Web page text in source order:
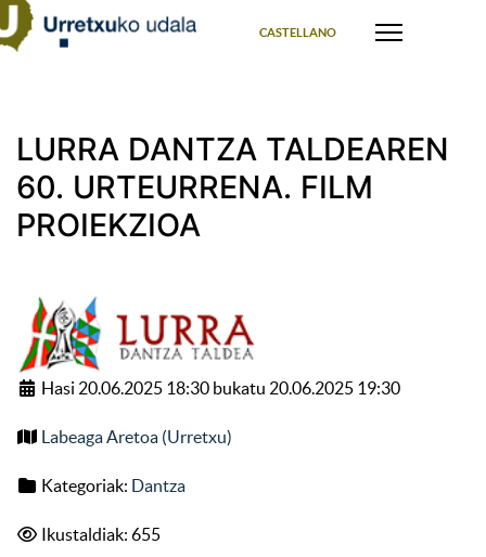
CASTELLANO
LURRA DANTZA TALDEAREN
60. URTEURRENA. FILM
PROIEKZIOA
Hasi 20.06.2025 18:30 bukatu 20.06.2025 19:30
Labeaga Aretoa (Urretxu)
Kategoriak: Dantza
Ikustaldiak: 655